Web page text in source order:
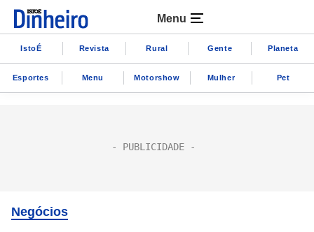
Menu
IstoÉ Revista Rural Gente Planeta
Esportes Menu Motorshow Mulher Pet
Negócios